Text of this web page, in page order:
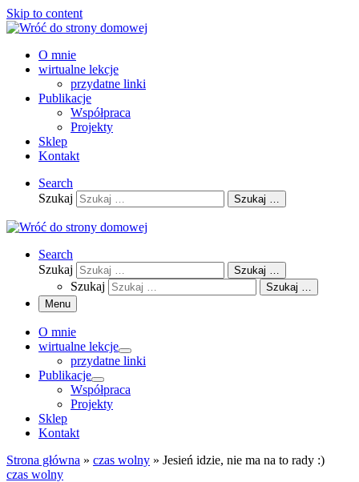
Skip to content
O mnie
wirtualne lekcje
przydatne linki
Publikacje
Współpraca
Projekty
Sklep
Kontakt
Search
Szukaj
Szukaj …
Search
Szukaj
Szukaj …
Szukaj
Szukaj …
Menu
O mnie
wirtualne lekcje
przydatne linki
Publikacje
Współpraca
Projekty
Sklep
Kontakt
Strona główna » czas wolny » Jesień idzie, nie ma na to rady :)
czas wolny